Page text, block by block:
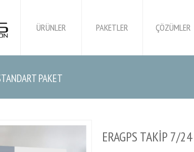
ÜRÜNLER PAKETLER ÇÖZÜMLER
PAKET
ERAGPS TAKİP 7/